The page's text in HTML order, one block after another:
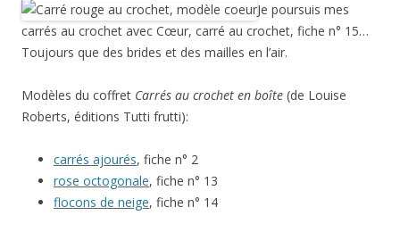
Je poursuis mes
carrés au crochet avec Cœur, carré au crochet, fiche n° 15…
Toujours que des brides et des mailles en l’air.
Modèles du coffret Carrés au crochet en boîte (de Louise
Roberts, éditions Tutti frutti):
carrés ajourés, fiche n° 2
rose octogonale, fiche n° 13
flocons de neige, fiche n° 14